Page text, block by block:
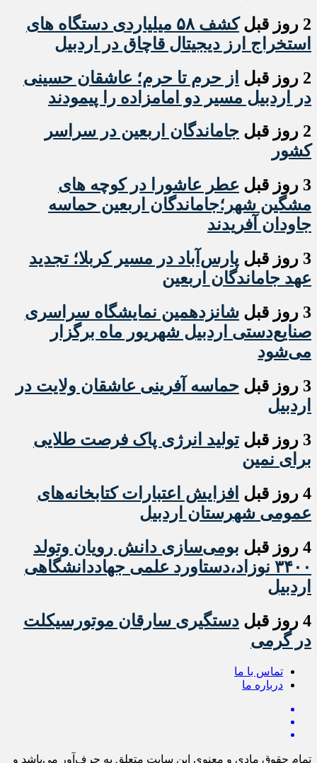
2 روز قبل
کشف ۵۸ میلیاردی دستگاه های
استخراج ارز دیجیتال قاچاق در اردبیل
2 روز قبل
از حرم تا حرم؛ عاشقان حسینی
در اردبیل مسیر دو امامزاده را پیمودند
2 روز قبل
جاماندگان اربعین در سراسر
کشور
3 روز قبل
عطر عاشورا در کوچه های
مشگین شهر؛جاماندگان اربعین حماسه
جاودان آفریدند
3 روز قبل
پارس‌آباد در مسیر کربلا؛ تجدید
عهد جاماندگان اربعین
3 روز قبل
شانزدهمین نمایشگاه سراسری
صنایع‌دستی اردبیل شهریور ماه برگزار
می‌شود
3 روز قبل
حماسه آفرینی عاشقان ولایت در
اردبیل
3 روز قبل
تولید انرژی پاک فرصت طلایی
برای نمین
4 روز قبل
افزایش اعتبارات کتابخانه‌های
عمومی شهرستان اردبیل
4 روز قبل
بومی‌سازی دانش رویان وتولد
۳۴۰۰ نوزاد،دستاورد علمی جهاددانشگاهی
اردبیل
4 روز قبل
دستگیری سارقان موتورسیکلت
در گرمی
تماس با ما
درباره ما
تمام حقوق مادی و معنوی این سایت متعلق به حرف‌آور می‌باشد و